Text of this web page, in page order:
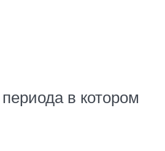
в котором